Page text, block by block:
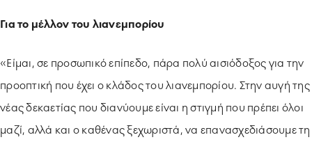
Για το μέλλον του λιανεμπορίου
«Είμαι, σε προσωπικό επίπεδο, πάρα πολύ αισιόδοξος για την
προοπτική που έχει ο κλάδος του λιανεμπορίου. Στην αυγή της
νέας δεκαετίας που διανύουμε είναι η στιγμή που πρέπει όλοι
μαζί, αλλά και ο καθένας ξεχωριστά, να επανασχεδιάσουμε τη